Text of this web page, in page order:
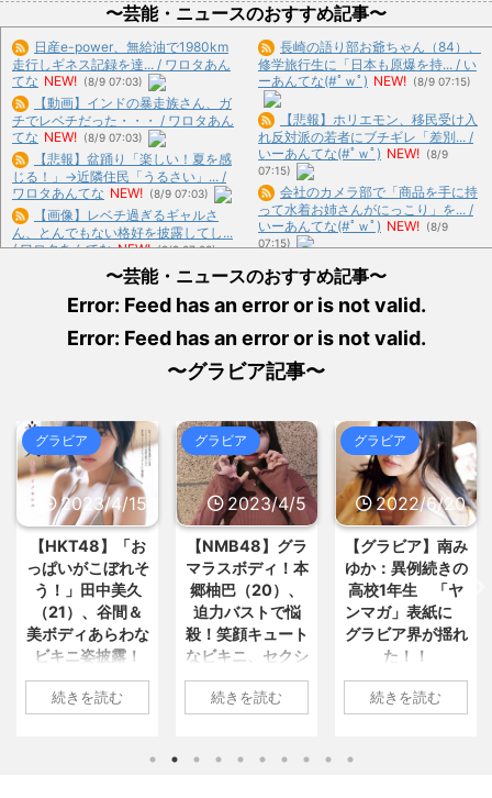
〜芸能・ニュースのおすすめ記事〜
日産e-power、無給油で1980km
走行しギネス記録を達... / ワロタあん
てな NEW! (8/9 07:03)
【動画】インドの暴走族さん、ガ
チでレベチだった・・・ / ワロタあん
てな NEW! (8/9 07:03)
【悲報】盆踊り「楽しい！夏を感
じる！」→近隣住民「うるさい」... /
ワロタあんてな NEW! (8/9 07:03)
【画像】レベチ過ぎるギャルさ
ん、とんでもない格好を披露してし...
/ ワロタあんてな NEW! (8/9 07:03)
【悲報】高市内閣、消費税1％表
明でも支持率下落 →ついに６割... / ワ
マジでこれだけは日本製じゃない
とダメな物 、ガチで何がある？ / お
(8/9 06:07)
から「エンジニア」になるという... /
おまとめ : おすすめ NEW! (8/9 05:55)
ワイ、おっさんと道路上でトラブ
ルになり人生で初めてお巡りさん... /
おまとめ : おすすめ NEW! (8/9 05:35)
【悲報】ジャンポケ斉藤の妻、夫
の求刑7年翌日にInstagr... / おまとめ :
おすすめ
NEW! (8/9 05:31)
二郎「ニンニク入れていいです
か？」客「全部普通で」二郎「ニン...
/ おまとめ : おすすめ
(8/9
【信長の野望・新生】米問屋をど
ういう時にどこに建てるのかわか... /
安倍国葬たったの2.5億円に批判
長崎の語り部お爺ちゃん（84）、
修学旅行生に「日本も原爆を持... / い
ーあんてな(#ﾟｗﾟ) NEW! (8/9 07:15)
【悲報】ホリエモン、移民受け入
れ反対派の若者にブチギレ「差別... /
いーあんてな(#ﾟｗﾟ) NEW! (8/9
07:15)
会社のカメラ部で「商品を手に持
って水着お姉さんがにっこり」を... /
いーあんてな(#ﾟｗﾟ) NEW! (8/9
07:15)
昭和を代表する女優の晩年があま
りにも寂しすぎる！と話題に、自... /
いーあんてな(#ﾟｗﾟ) NEW!
07:15)
熊本県知事「報道に強い不満・苦
ーあんてな(#ﾟｗﾟ)
ョーにて放送 / 5chまとめMAP(総
合)
NEW! (8/9 07:11)
小学館、「マンガワン」とは別の
大問題が判明してしまう… / 5chまと
めMAP(総合)
NEW! (8/9 07:03)
「抜くに抜けない……」自転車の
青切符導入で”車道ハミ出し”が... /
5chまとめMAP(総合) NEW! (8/9
06:39)
【速報】ホ軍の村上宗隆、2試合
連続の26号‼ / 5chまとめMAP(総
合)
NEW! (8/9 06:31)
【驚愕】小川淳也さん、演説
/ 5chまとめMAP(総合) NEW! (8/9
06:27)
ゅーすなう！ まとめアンテナ
〜芸能・ニュースのおすすめ記事〜
Error: Feed has an error or is not valid.
Error: Feed has an error or is not valid.
〜グラビア記事〜
グラビア
2023/4/15
【HKT48】「お
っぱいがこぼれそ
う！」田中美久
（21）、谷間＆
美ボディあらわな
ビキニ姿披露！
「えっちいすぎ
る」絶賛の声殺到
続きを読む
グラビア
2023/4/5
【NMB48】グラ
マラスボディ！本
郷柚巴（20）、
迫力バストで悩
殺！笑顔キュート
なビキニ、セクシ
ーニット、ランジ
ェリー姿披露
2023/04/01(土)
続きを読む
グラビア
2022/6/20
【グラビア】南み
ゆか：異例続きの
高校1年生 「ヤ
ンマガ」表紙に
グラビア界が揺れ
た！！
1: 名無しさん
2022/06/20(月)
続きを読む